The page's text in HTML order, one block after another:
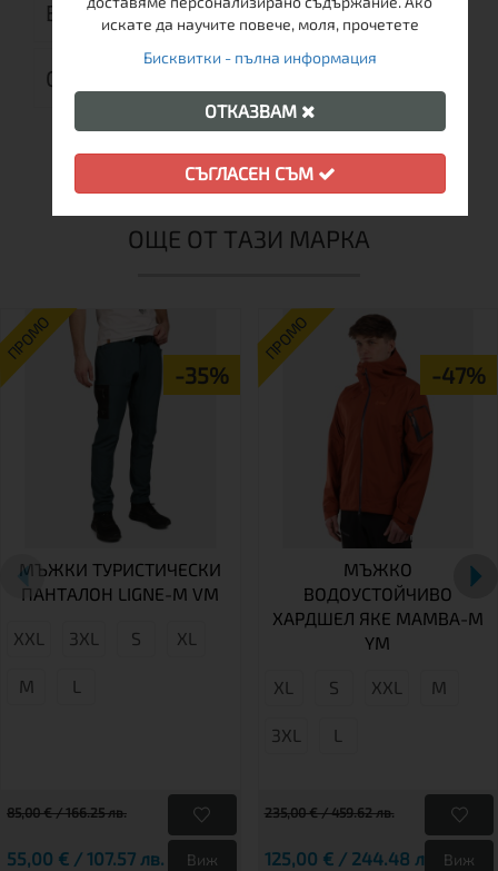
ВРЪЩАНЕ
ОТЗИВИ (0)
ОЩЕ ОТ ТАЗИ МАРКА
ПРОМО
-35%
МЪЖКИ ТУРИСТИЧЕСКИ
ПАНТАЛОН LIGNE-M VM
XXL 3XL S XL
M L
85,00 € / 166.25 лв.
55,00 € / 107.57 лв. Виж
ПРОМО
-47%
МЪЖКО
ВОДОУСТОЙЧИВО
ХАРДШЕЛ ЯКЕ MAMBA-M
YM
XL S XXL М
3XL L
235,00 € / 459.62 лв.
125,00 € / 244.48 лв. Виж
искате да научите повече, моля, прочетете
Бисквитки - пълна информация
ОТКАЗВАМ
СЪГЛАСЕН СЪМ